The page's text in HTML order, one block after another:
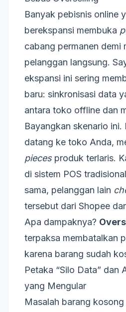
Banyak pebisnis online
berekspansi membuka
cabang permanen demi
pelanggan langsung.
ekspansi ini sering
baru: sinkronisasi data
antara toko offline dan
Bayangkan skenario ini.
datang ke toko Anda,
piecesproduk terlaris.
di sistem POS
sama, pelanggan lain
tersebut dari Shopee
Apa dampaknya?
terpaksa membatalkan
karena barang sudah
Petaka “Silo Data” dan
yang Mengular
Masalah barang